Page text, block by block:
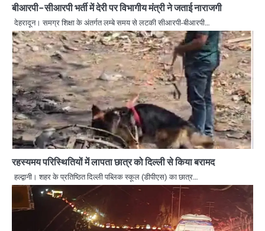
बीआरपी-सीआरपी भर्ती में देरी पर विभागीय मंत्री ने जताई नाराजगी
देहरादून। समग्र शिक्षा के अंतर्गत लम्बे समय से लटकी सीआरपी-बीआरपी…
रहस्यमय परिस्थितियों में लापता छात्र को दिल्ली से किया बरामद
हल्द्वानी। शहर के प्रतिष्ठित दिल्ली पब्लिक स्कूल (डीपीएस) का छात्र…